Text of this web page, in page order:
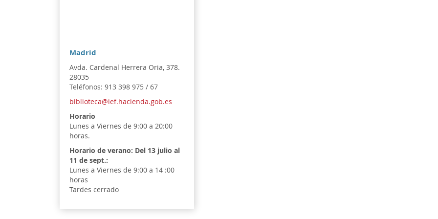
Madrid
Avda. Cardenal Herrera Oria, 378.
28035
Teléfonos: 913 398 975 / 67
biblioteca@ief.hacienda.gob.es
Horario
Lunes a Viernes de 9:00 a 20:00
horas.
Horario de verano: Del 13 julio al
11 de sept.:
Lunes a Viernes de 9:00 a 14 :00
horas
Tardes cerrado